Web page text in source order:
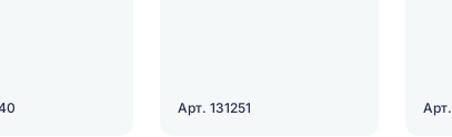
Арт. 131251